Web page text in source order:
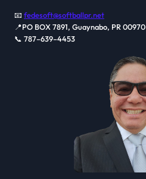
📧 fedesoft@softballpr.net
📍PO BOX 7891, Guaynabo, PR 00970
📞 787–639–4453